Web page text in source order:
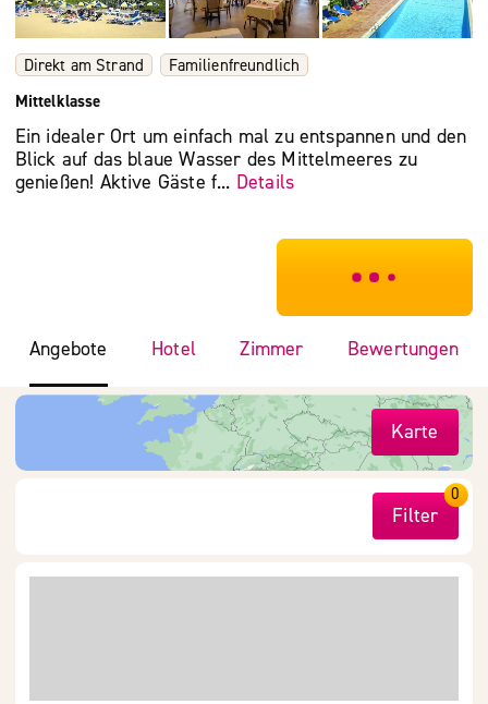
Direkt am Strand
Familienfreundlich
Mittelklasse
Ein idealer Ort um einfach mal zu entspannen und den
Blick auf das blaue Wasser des Mittelmeeres zu
genießen! Aktive Gäste f... Details
***************
Angebote Hotel Zimmer Bewertungen
Karte
Filter
0